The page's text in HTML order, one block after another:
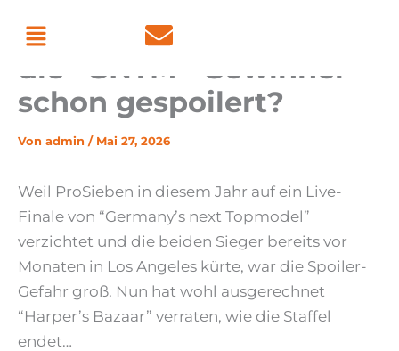
InhaltMenü
Hat “Harper’s Bazaar”
die “GNTM”-Gewinner
schon gespoilert?
Von admin / Mai 27, 2026
Weil ProSieben in diesem Jahr auf ein Live-
Finale von “Germany’s next Topmodel”
verzichtet und die beiden Sieger bereits vor
Monaten in Los Angeles kürte, war die Spoiler-
Gefahr groß. Nun hat wohl ausgerechnet
“Harper’s Bazaar” verraten, wie die Staffel
endet…